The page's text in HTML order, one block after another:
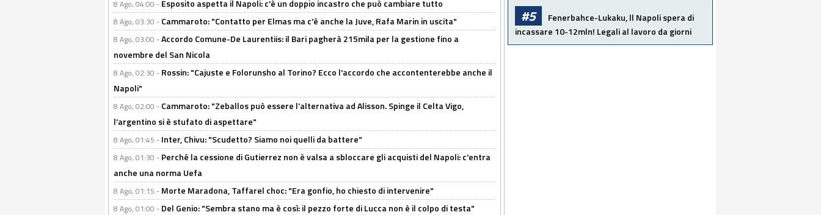
8 Ago, 04:00 - Esposito aspetta il Napoli: c'è un doppio incastro che può cambiare tutto
8 Ago, 03:30 - Cammaroto: "Contatto per Elmas ma c'è anche la Juve, Rafa Marin in uscita"
8 Ago, 03:00 -Accordo Comune-De Laurentiis: il Bari pagherà 215mila per la gestione fino a
novembre del San Nicola
8 Ago, 02:30 - Rossin: "Cajuste e Folorunsho al Torino? Ecco l'accordo che accontenterebbe anche il
Napoli"
8 Ago, 02:00 - Cammaroto: "Zeballos può essere l’alternativa ad Alisson. Spinge il Celta Vigo,
l’argentino si è stufato di aspettare"
8 Ago, 01:45 - Inter, Chivu: "Scudetto? Siamo noi quelli da battere"
8 Ago, 01:30 - Perché la cessione di Gutierrez non è valsa a sbloccare gli acquisti del Napoli: c'entra
anche una norma Uefa
8 Ago, 01:15 - Morte Maradona, Taffarel choc: "Era gonfio, ho chiesto di intervenire"
8 Ago, 01:00 - Del Genio: "Sembra stano ma è così: il pezzo forte di Lucca non è il colpo di testa"
#5
Fenerbahce-Lukaku, ll Napoli spera di
incassare 10-12mln! Legali al lavoro da giorni